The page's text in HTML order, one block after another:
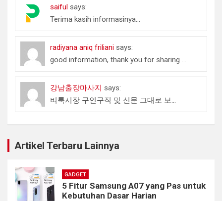
saiful says:
Terima kasih informasinya...
radiyana aniq friliani says:
good information, thank you for sharing ...
강남출장마사지 says:
벼룩시장 구인구직 및 신문 그대로 보...
Artikel Terbaru Lainnya
GADGET
5 Fitur Samsung A07 yang Pas untuk
Kebutuhan Dasar Harian